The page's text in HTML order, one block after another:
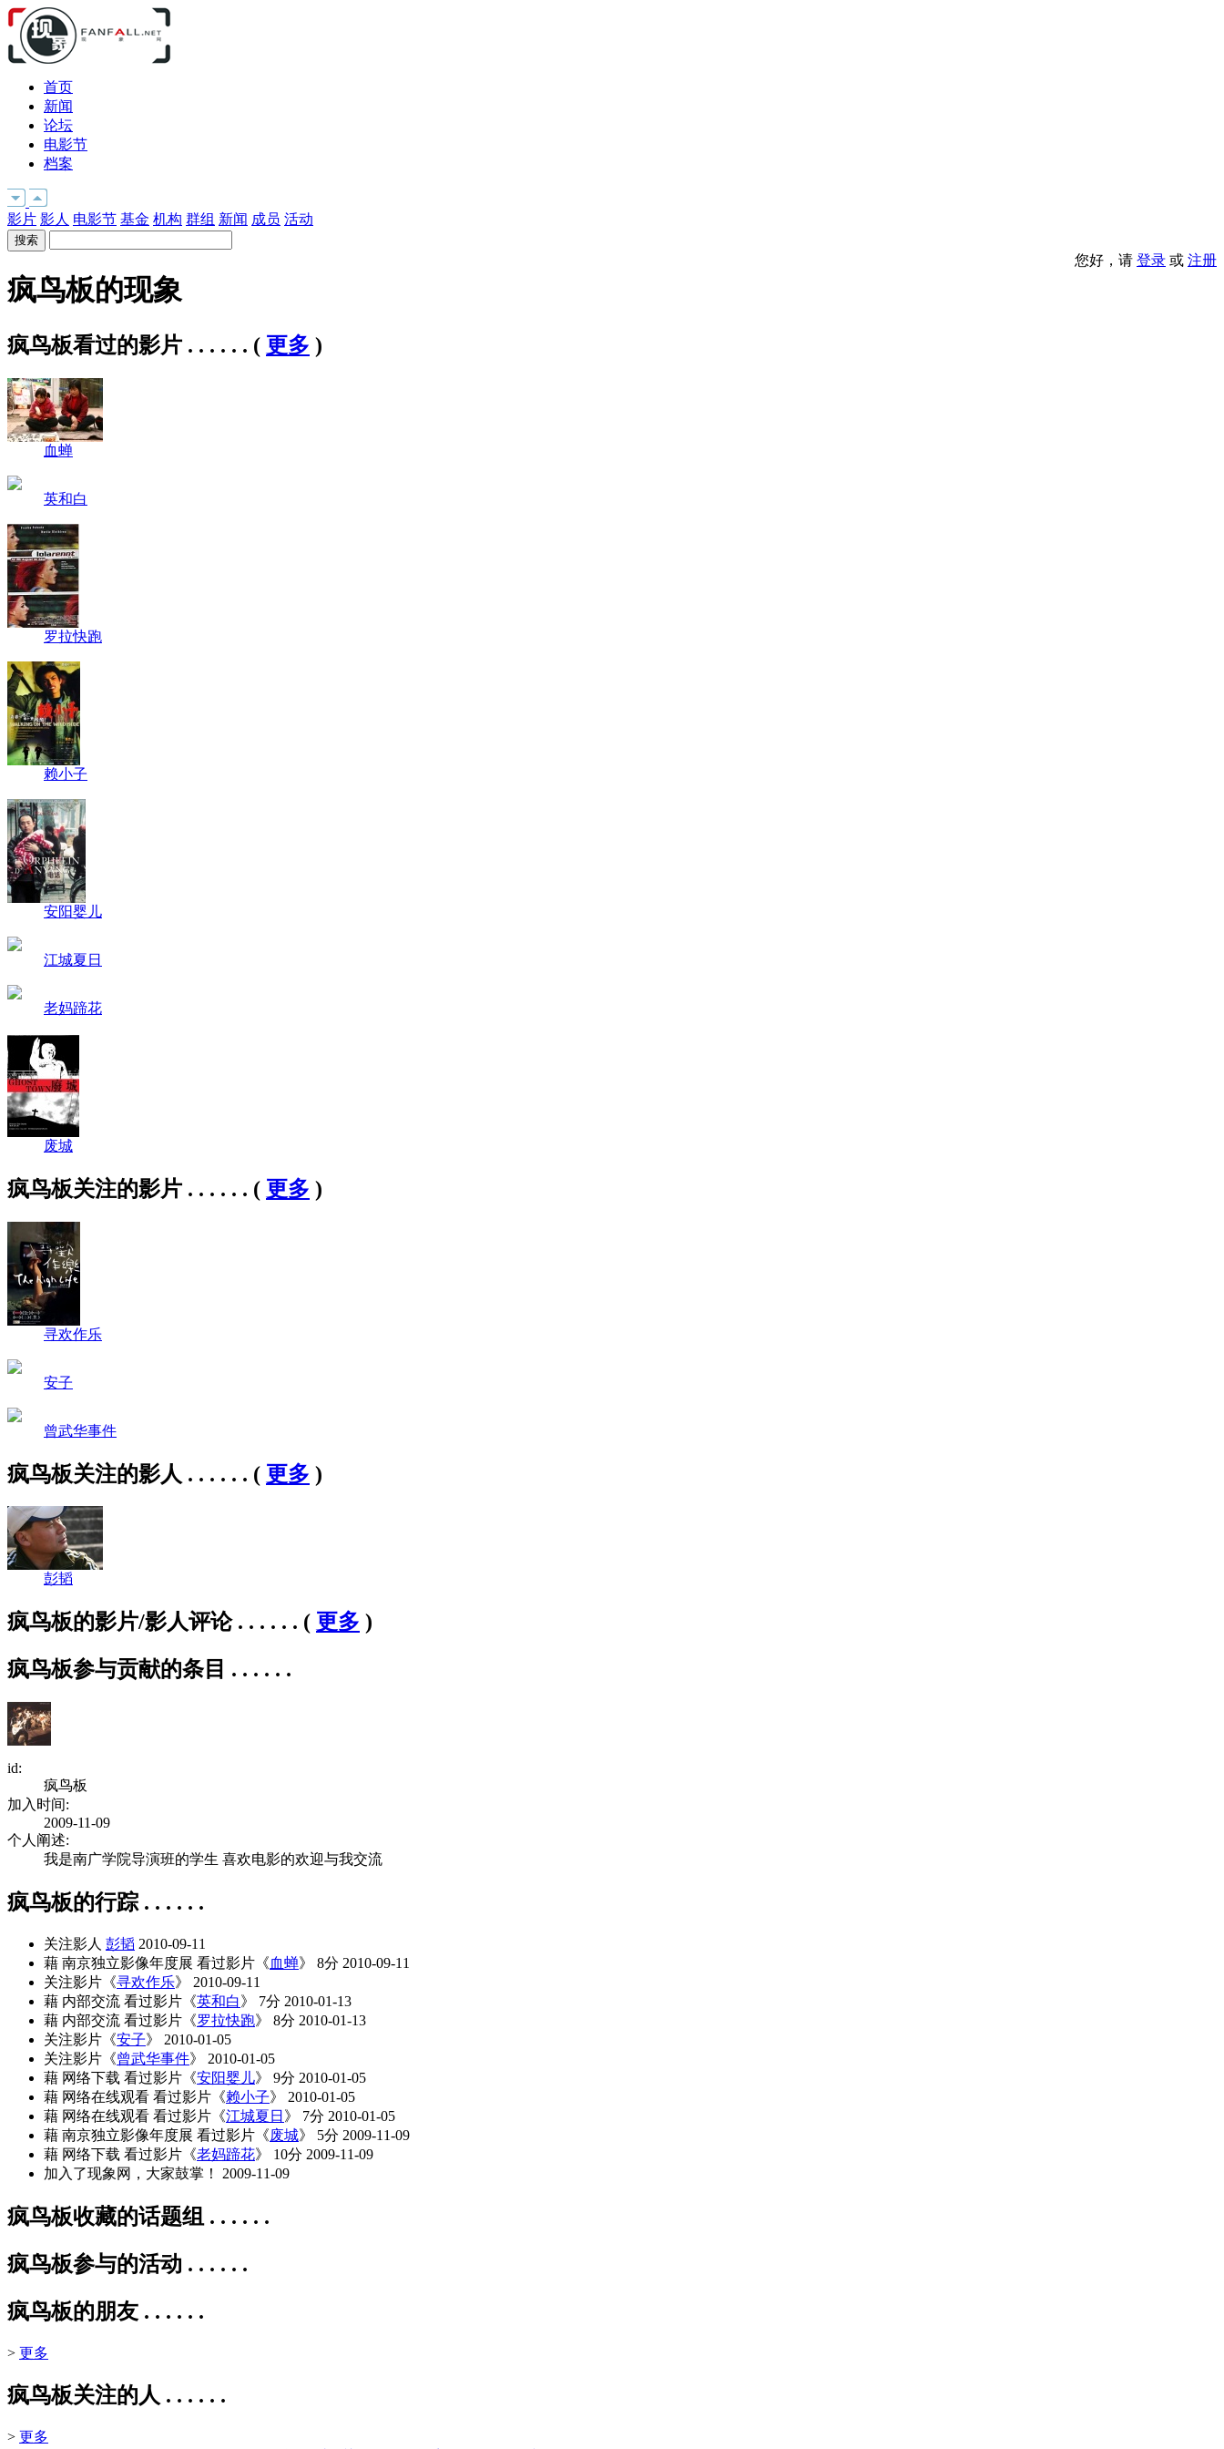
首页
新闻
论坛
电影节
档案
影片 影人 电影节 基金 机构 群组 新闻 成员 活动
您好，请 登录 或 注册
疯鸟板的现象
疯鸟板看过的影片 . . . . . . ( 更多 )
血蝉
英和白
罗拉快跑
赖小子
安阳婴儿
江城夏日
老妈蹄花
废城
疯鸟板关注的影片 . . . . . . ( 更多 )
寻欢作乐
安子
曾武华事件
疯鸟板关注的影人 . . . . . . ( 更多 )
彭韬
疯鸟板的影片/影人评论 . . . . . . ( 更多 )
疯鸟板参与贡献的条目 . . . . . .
id:
疯鸟板
加入时间:
2009-11-09
个人阐述:
我是南广学院导演班的学生 喜欢电影的欢迎与我交流
疯鸟板的行踪 . . . . . .
关注影人 彭韬 2010-09-11
藉 南京独立影像年度展 看过影片《血蝉》 8分 2010-09-11
关注影片《寻欢作乐》 2010-09-11
藉 内部交流 看过影片《英和白》 7分 2010-01-13
藉 内部交流 看过影片《罗拉快跑》 8分 2010-01-13
关注影片《安子》 2010-01-05
关注影片《曾武华事件》 2010-01-05
藉 网络下载 看过影片《安阳婴儿》 9分 2010-01-05
藉 网络在线观看 看过影片《赖小子》 2010-01-05
藉 网络在线观看 看过影片《江城夏日 》 7分 2010-01-05
藉 南京独立影像年度展 看过影片《废城》 5分 2009-11-09
藉 网络下载 看过影片《老妈蹄花》 10分 2009-11-09
加入了现象网，大家鼓掌！ 2009-11-09
疯鸟板收藏的话题组 . . . . . .
疯鸟板参与的活动 . . . . . .
疯鸟板的朋友 . . . . . .
> 更多
疯鸟板关注的人 . . . . . .
> 更多